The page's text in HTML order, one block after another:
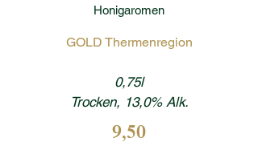
Honigaromen
GOLD Thermenregion
0,75l
Trocken, 13,0% Alk.
9,50